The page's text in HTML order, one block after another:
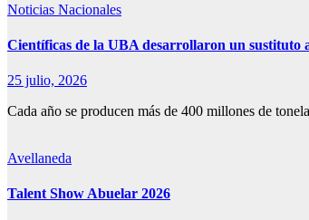
Noticias Nacionales
Científicas de la UBA desarrollaron un sustituto
25 julio, 2026
Cada año se producen más de 400 millones de
Avellaneda
Talent Show Abuelar 2026